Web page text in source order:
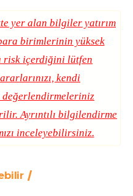
yer alan bilgiler yatırım
birimlerinin yüksek
risk içerdiğini lütfen
kendi
değerlendirmeleriniz
Ayrıntılı bilgilendirme
inceleyebilirsiniz.